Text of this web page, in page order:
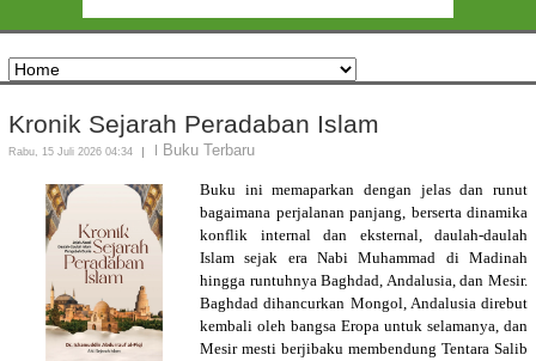
Kronik Sejarah Peradaban Islam
Rabu, 15 Juli 2026 04:34 Buku Terbaru
Buku ini memaparkan dengan jelas dan runut
bagaimana perjalanan panjang, berserta dinamika
konflik internal dan eksternal, daulah-daulah
Islam sejak era Nabi Muhammad di Madinah
hingga runtuhnya Baghdad, Andalusia, dan Mesir.
Baghdad dihancurkan Mongol, Andalusia direbut
kembali oleh bangsa Eropa untuk selamanya, dan
Mesir mesti berjibaku membendung Tentara Salib